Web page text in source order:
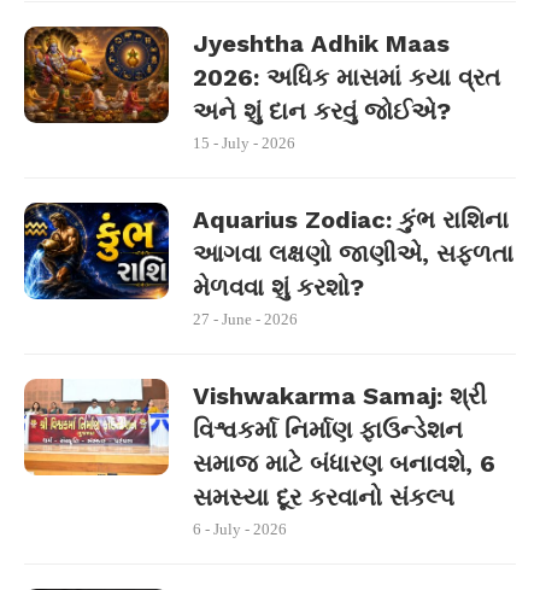
Jyeshtha Adhik Maas
2026: અધિક માસમાં કયા વ્રત
અને શું દાન કરવું જોઈએ?
15 - July - 2026
Aquarius Zodiac: કુંભ રાશિના
આગવા લક્ષણો જાણીએ, સફળતા
મેળવવા શું કરશો?
27 - June - 2026
Vishwakarma Samaj: શ્રી
વિશ્વકર્મા નિર્માણ ફાઉન્ડેશન
સમાજ માટે બંધારણ બનાવશે, 6
સમસ્યા દૂર કરવાનો સંકલ્પ
6 - July - 2026